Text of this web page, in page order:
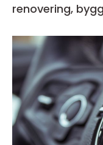
renovering,